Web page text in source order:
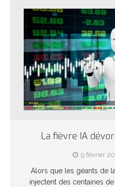
La fièvre IA
9 février
Alors que les géants de
injectent des centaines